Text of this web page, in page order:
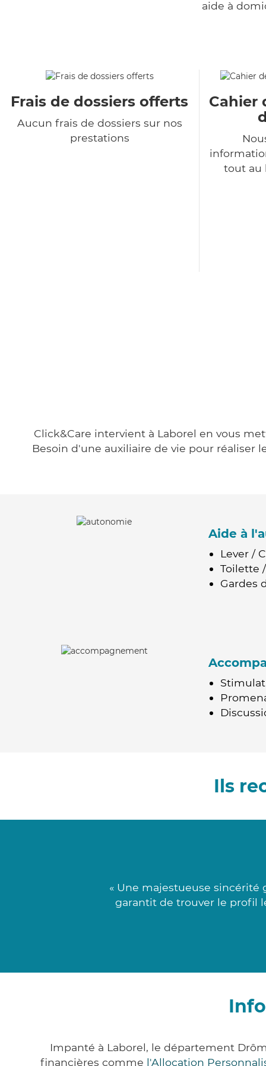
aide à
Frais de dossiers offerts
Aucun frais de dossiers sur nos
prestations
Cahier
tout au
Click&Care intervient à Laborel en vous
Besoin d'une auxiliaire de vie pour réaliser
Aide à
Lever /
Toilette
Gardes
Ils
« Une majestueuse
garantit de trouver le profil
Impanté à Laborel, le département
financières comme l'Allocation